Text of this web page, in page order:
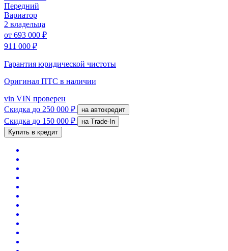
Передний
Вариатор
2 владельца
от 693 000 ₽
911 000 ₽
Гарантия юридической чистоты
Оригинал ПТС в наличии
vin VIN проверен
Скидка до 250 000 ₽ на автокредит
Скидка до 150 000 ₽
на Trade-In
Купить в кредит